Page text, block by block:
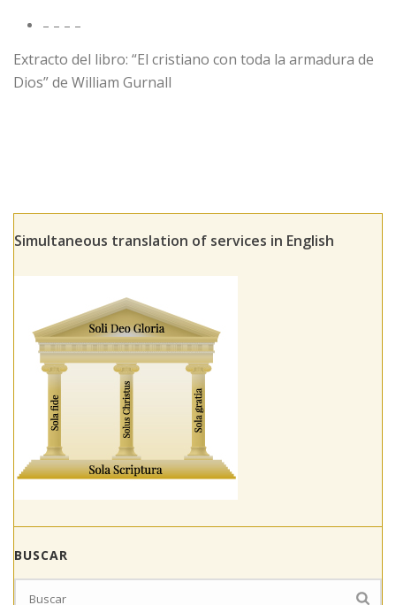
– – – –
Extracto del libro: “El cristiano con toda la armadura de
Dios” de William Gurnall
Simultaneous translation of services in English
BUSCAR